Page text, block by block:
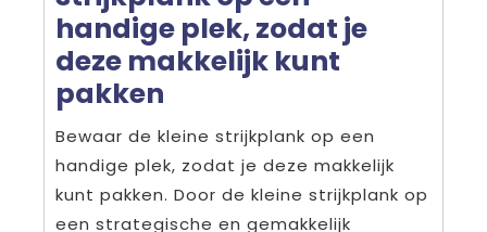
handige plek, zodat je
deze makkelijk kunt
pakken
Bewaar de kleine strijkplank op een
handige plek, zodat je deze makkelijk
kunt pakken. Door de kleine strijkplank op
een strategische en gemakkelijk